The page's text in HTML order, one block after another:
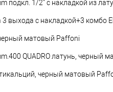
подкл. 1/2" с накладкой из
выхода с накладкой+3 комбо
матовый Paffoni
QUADRO латунь, черный
черный матовый